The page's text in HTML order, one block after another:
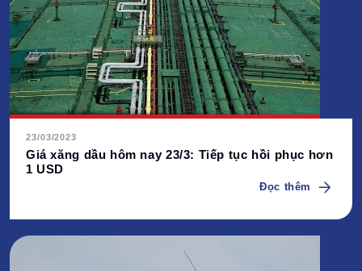
23/03/2023
Giá xăng dầu hôm nay 23/3: Tiếp tục hồi phục hơn
1 USD
Đọc thêm